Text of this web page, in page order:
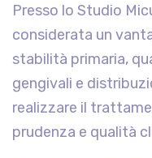
Presso lo Studio
considerata un
stabilità primaria,
gengivali e
realizzare il
prudenza e qualità